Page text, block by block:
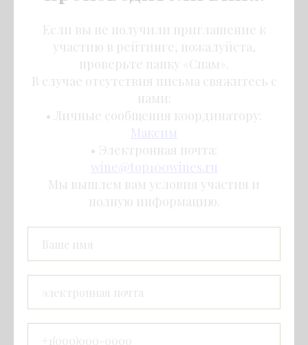
Если вы не получили приглашение к
участию в рейтинге, пожалуйста,
проверьте папку «Спам».
В случае отсутствия письма свяжитесь с
нами:
• Личные сообщения координатору:
Максим
• Электронная почта:
wine@top100wines.ru
Мы вышлем вам условия участия и
полную информацию.